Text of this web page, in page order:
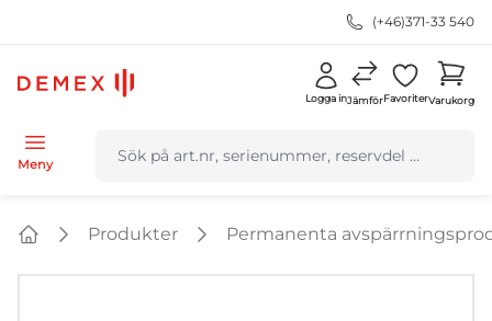
(+46)371-33 540
Logga inJämförFavoriterVarukorg
Meny
Produkter Permanenta